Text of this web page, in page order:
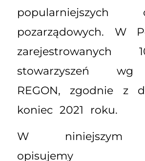
popularniejszych
pozarządowych. W
zarejestrowanych
stowarzyszeń
REGON, zgodnie z
koniec 2021 roku.
W niniejszym
opisujemy